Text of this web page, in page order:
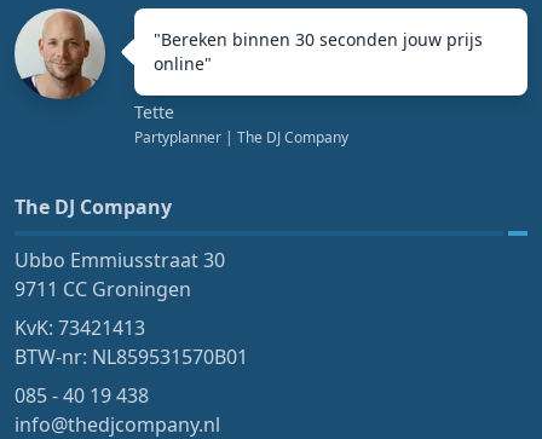
"Bereken binnen 30 seconden jouw prijs
online"
Tette
Partyplanner | The DJ Company
The DJ Company
Ubbo Emmiusstraat 30
9711 CC Groningen
KvK: 73421413
BTW-nr: NL859531570B01
085 - 40 19 438
info@thedjcompany.nl